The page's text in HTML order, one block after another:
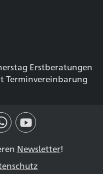
Erstberatungen
Terminvereinbarung
Newsletter!